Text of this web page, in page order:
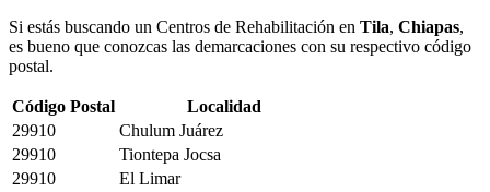
Si estás buscando un Centros de Rehabilitación en Tila, Chiapas,
es bueno que conozcas las demarcaciones con su respectivo código
postal.
Código Postal
Localidad
29910
Chulum Juárez
29910
Tiontepa Jocsa
29910
El Limar